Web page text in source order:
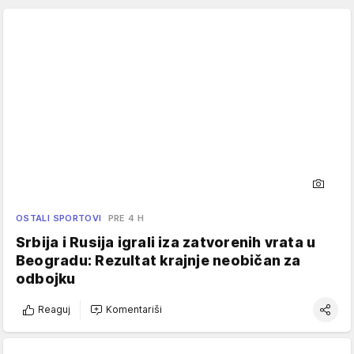
OSTALI SPORTOVI PRE 4 H
Srbija i Rusija igrali iza zatvorenih vrata u
Beogradu: Rezultat krajnje neobičan za
odbojku
Reaguj Komentariši